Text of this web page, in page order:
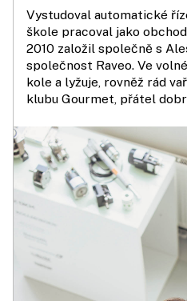
Vystudoval automatické
škole pracoval jako
2010 založil společně s
společnost Raveo. Ve
kole a lyžuje, rovněž rád
klubu Gourmet, přátel